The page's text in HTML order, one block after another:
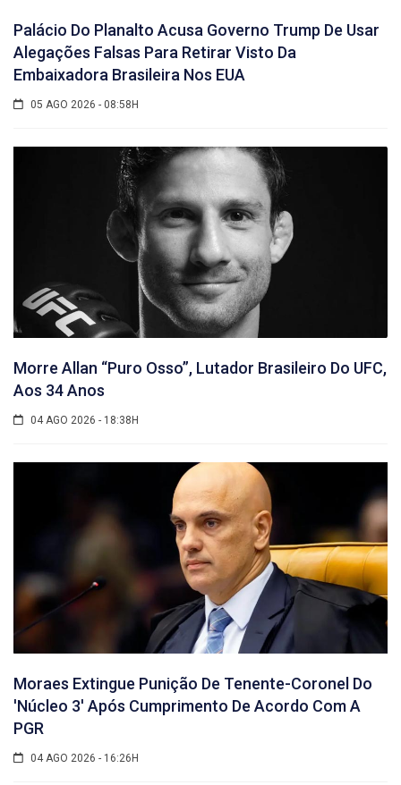
Palácio Do Planalto Acusa Governo Trump De Usar
Alegações Falsas Para Retirar Visto Da
Embaixadora Brasileira Nos EUA
05 AGO 2026 - 08:58H
Morre Allan “Puro Osso”, Lutador Brasileiro Do UFC,
Aos 34 Anos
04 AGO 2026 - 18:38H
Moraes Extingue Punição De Tenente-Coronel Do
'núcleo 3' Após Cumprimento De Acordo Com A
PGR
04 AGO 2026 - 16:26H